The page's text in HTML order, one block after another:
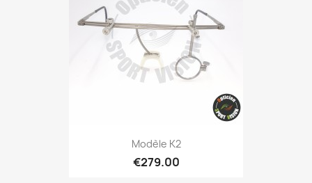
Modèle K2
€279.00